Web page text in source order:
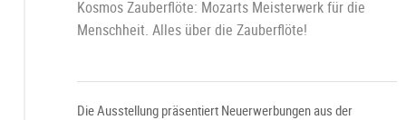
Kosmos Zauberflöte: Mozarts Meisterwerk für die
Menschheit. Alles über die Zauberflöte!
Die Ausstellung präsentiert Neuerwerbungen aus der